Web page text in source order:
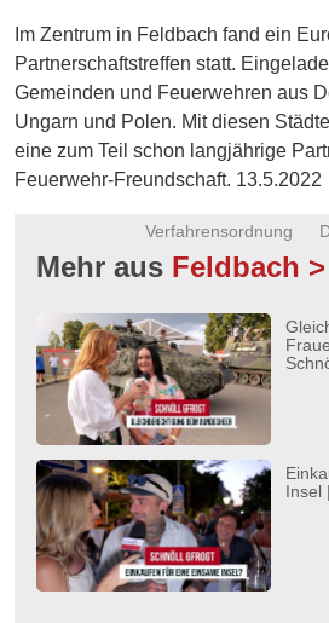
Schnöll
gfrogt
Zonen
Podcast
Im Zentrum in Feldbach fand ein
Partnerschaftstreffen statt.
Gemeinden und Feuerwehren aus
Ungarn und Polen. Mit diesen
eine zum Teil schon langjährige
Feuerwehr-Freundschaft. 13.5.2022
Verfahrensordnung
Mehr aus Feldbach >
Insel